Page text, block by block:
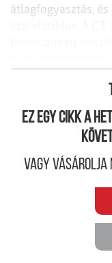
átlagfogyasztás,
Ford:
Ez egy cikk a
Vagy vásárolja